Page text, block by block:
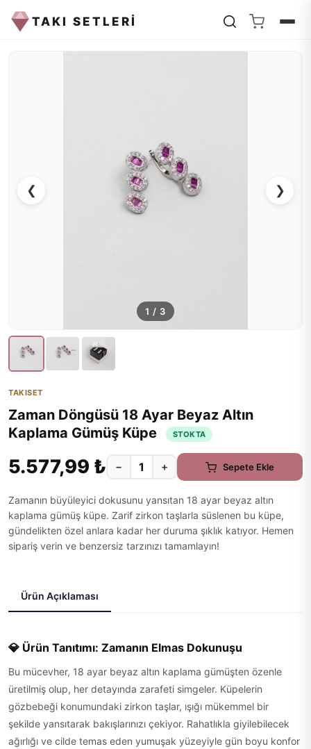
TAKI SETLERİ
❮ ❯
1 / 3
TAKISET
Zaman Döngüsü 18 Ayar Beyaz Altın
Kaplama Gümüş Küpe
STOKTA
5.577,99 ₺ − + Sepete Ekle
Zamanın büyüleyici dokusunu yansıtan 18 ayar beyaz altın
kaplama gümüş küpe. Zarif zirkon taşlarla süslenen bu küpe,
gündelikten özel anlara kadar her duruma şıklık katıyor. Hemen
sipariş verin ve benzersiz tarzınızı tamamlayın!
Ürün Açıklaması
💎 Ürün Tanıtımı: Zamanın Elmas Dokunuşu
Bu mücevher, 18 ayar beyaz altın kaplama gümüşten özenle
üretilmiş olup, her detayında zarafeti simgeler. Küpelerin
gözbebeği konumundaki zirkon taşlar, ışığı mükemmel bir
şekilde yansıtarak bakışlarınızı çekiyor. Rahatlıkla giyilebilecek
ağırlığı ve cilde temas eden yumuşak yüzeyiyle gün boyu konfor